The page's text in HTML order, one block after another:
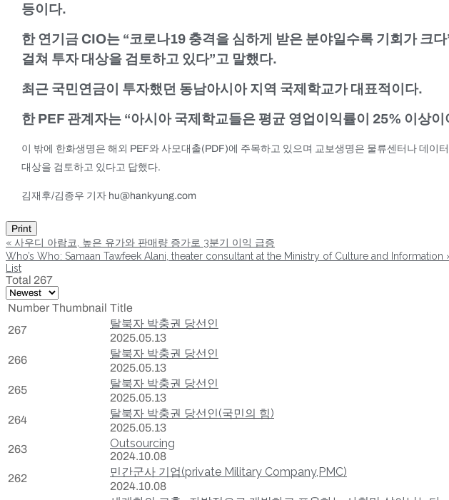
등이다.
한 연기금 CIO는 “코로나19 충격을 심하게 받은 분야일수록 기회가 크
걸쳐 투자 대상을 검토하고 있다”고 말했다.
최근 국민연금이 투자했던 동남아시아 지역 국제학교가 대표적이다.
한 PEF 관계자는 “아시아 국제학교들은 평균 영업이익률이 25% 이상
이 밖에 한화생명은 해외 PEF와 사모대출(PDF)에 주목하고 있으며 교보생명은 물류센터나 데이
대상을 검토하고 있다고 답했다.
김재후/김종우 기자 hu@hankyung.com
Print
« 사우디 아람코, 높은 유가와 판매량 증가로 3분기 이익 급증
Who’s Who: Samaan Tawfeek Alani, theater consultant at the Ministry of Culture and Information
List
Total 267
Number Thumbnail Title
267
탈북자 박충권 당선인
2025.05.13
266 탈북자 박충권 당선인
2025.05.13
265 탈북자 박충권 당선인
2025.05.13
264 탈북자 박충권 당선인(국민의 힘)
2025.05.13
263 Outsourcing
2024.10.08
262 민간군사 기업(private Military Company,PMC)
2024.10.08